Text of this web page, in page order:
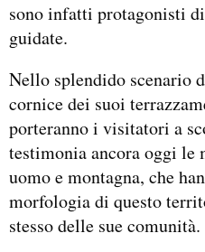
sono infatti protagonisti
guidate.
Nello splendido scenario
cornice dei suoi
porteranno i visitatori a
testimonia ancora oggi le
uomo e montagna, che
morfologia di questo
stesso delle sue comunità.